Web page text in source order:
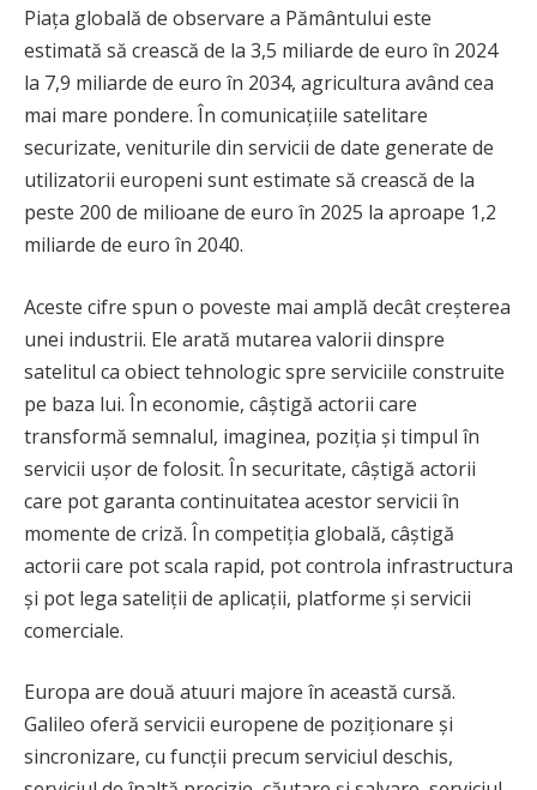
Piața globală de observare a Pământului este
estimată să crească de la 3,5 miliarde de euro în 2024
la 7,9 miliarde de euro în 2034, agricultura având cea
mai mare pondere. În comunicațiile satelitare
securizate, veniturile din servicii de date generate de
utilizatorii europeni sunt estimate să crească de la
peste 200 de milioane de euro în 2025 la aproape 1,2
miliarde de euro în 2040.
Aceste cifre spun o poveste mai amplă decât creșterea
unei industrii. Ele arată mutarea valorii dinspre
satelitul ca obiect tehnologic spre serviciile construite
pe baza lui. În economie, câștigă actorii care
transformă semnalul, imaginea, poziția și timpul în
servicii ușor de folosit. În securitate, câștigă actorii
care pot garanta continuitatea acestor servicii în
momente de criză. În competiția globală, câștigă
actorii care pot scala rapid, pot controla infrastructura
și pot lega sateliții de aplicații, platforme și servicii
comerciale.
Europa are două atuuri majore în această cursă.
Galileo oferă servicii europene de poziționare și
sincronizare, cu funcții precum serviciul deschis,